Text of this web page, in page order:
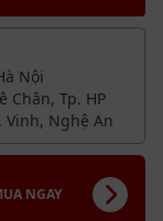
Nội
Chân, Tp. HP
Vinh, Nghệ An
NGAY